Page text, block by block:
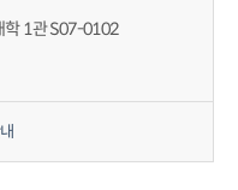
학 1관 S07-0102